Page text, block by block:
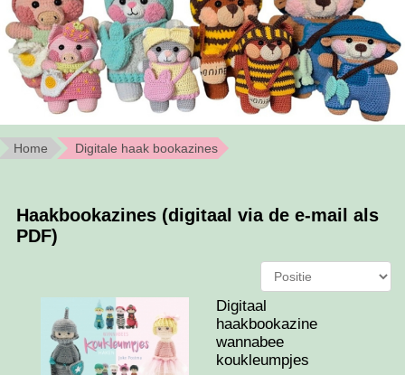
Home Digitale haak bookazines
Haakbookazines (digitaal via de e-mail als
PDF)
Digitaal
haakbookazine
wannabee
koukleumpjes